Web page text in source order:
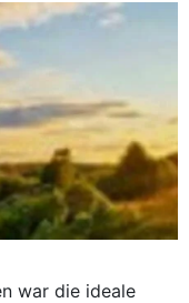
war die ideale